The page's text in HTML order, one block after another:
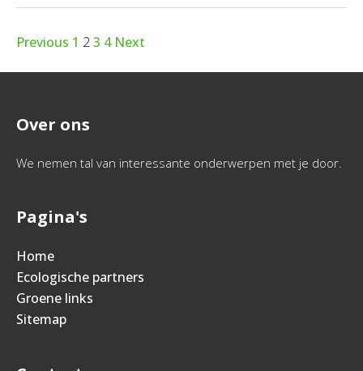
Previous 1 23 4 Next
Over ons
We nemen tal van interessante onderwerpen met je door.
Pagina's
Home
Ecologische partners
Groene links
Sitemap